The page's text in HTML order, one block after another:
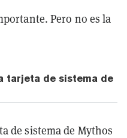
Pero no es la
tarjeta de sistema de
de sistema de Mythos